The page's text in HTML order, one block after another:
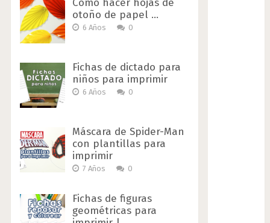
otoño de papel …
6 Años 0
Fichas de dictado para
niños para imprimir
6 Años 0
Máscara de Spider-Man
con plantillas para
imprimir
7 Años 0
Fichas de figuras
geométricas para